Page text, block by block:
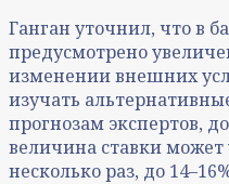
Ганган уточнил, что в
предусмотрено
изменении внешних
изучать
прогнозам экспертов,
величина ставки
несколько раз, до